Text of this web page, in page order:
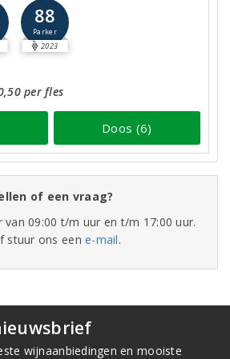
88
Parker
2023
per fles
Doos (6)
of een vraag?
van 09:00 t/m uur en t/m 17:00 uur.
stuur ons eene-mail.
wijnaanbiedingen en mooiste